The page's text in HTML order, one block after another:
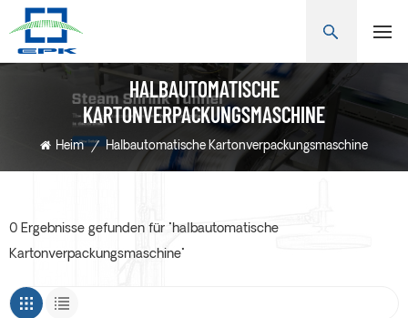
HALBAUTOMATISCHE
KARTONVERPACKUNGSMASCHINE
Heim / Halbautomatische Kartonverpackungsmaschine
0 Ergebnisse gefunden für "halbautomatische
Kartonverpackungsmaschine"